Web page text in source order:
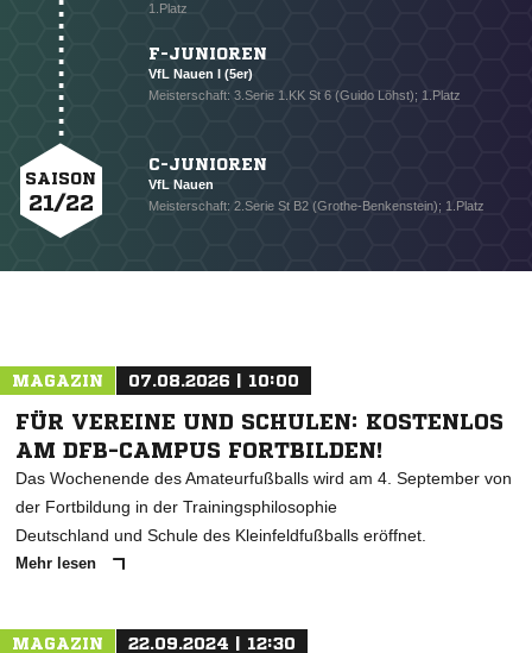
1.Platz
F-JUNIOREN
VfL Nauen I (5er)
Meisterschaft: 3.Serie 1.KK St 6 (Guido Löhst); 1.Platz
SAISON
21/22
C-JUNIOREN
VfL Nauen
Meisterschaft: 2.Serie St B2 (Grothe-Benkenstein); 1.Platz
MAGAZIN 07.08.2026 | 10:00
FÜR VEREINE UND SCHULEN: KOSTENLOS
AM DFB-CAMPUS FORTBILDEN!
Das Wochenende des Amateurfußballs wird am 4. September von
der Fortbildung in der Trainingsphilosophie
Deutschland und Schule des Kleinfeldfußballs eröffnet.
Mehr lesen
MAGAZIN 22.09.2024 | 12:30